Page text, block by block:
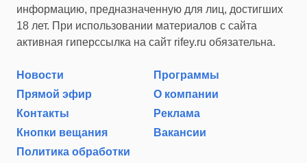
информацию, предназначенную для лиц, достигших
18 лет. При использовании материалов с сайта
активная гиперссылка на сайт rifey.ru обязательна.
Новости
Программы
Прямой эфир
О компании
Контакты
Реклама
Кнопки вещания
Вакансии
Политика обработки